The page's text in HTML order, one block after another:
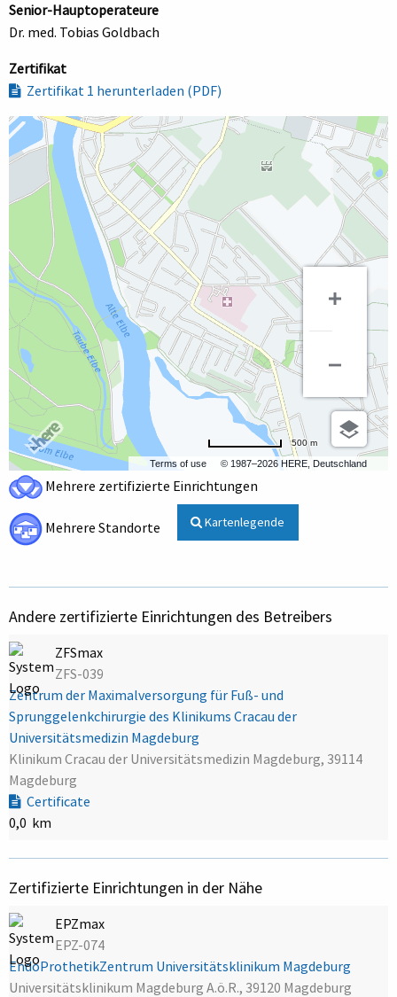
Senior-Hauptoperateure
Dr. med. Tobias Goldbach
Zertifikat
Zertifikat 1 herunterladen (PDF)
Terms of use © 1987–2026 HERE, Deutschland
500 m
Mehrere zertifizierte Einrichtungen
Mehrere Standorte Kartenlegende
Andere zertifizierte Einrichtungen des Betreibers
ZFSmax
ZFS-039
Zentrum der Maximalversorgung für Fuß- und
Sprunggelenkchirurgie des Klinikums Cracau der
Universitätsmedizin Magdeburg
Klinikum Cracau der Universitätsmedizin Magdeburg, 39114
Magdeburg
Certificate
0,0 km
Zertifizierte Einrichtungen in der Nähe
EPZmax
EPZ-074
EndoProthetikZentrum Universitätsklinikum Magdeburg
Universitätsklinikum Magdeburg A.ö.R., 39120 Magdeburg